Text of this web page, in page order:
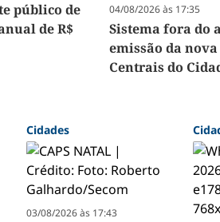
público de
de R$
04/08/2026 às 17:35
Sistema fora do
emissão da
Centrais do
Cidades
03/08/2026 às 17:43